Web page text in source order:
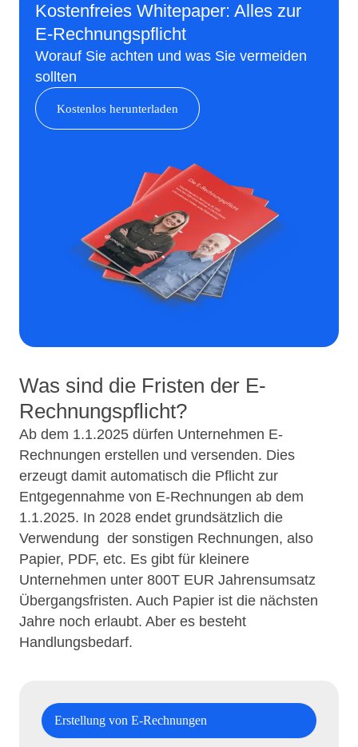
Kostenfreies Whitepaper: Alles zur
E-Rechnungspflicht
Worauf Sie achten und was Sie vermeiden
sollten
Kostenlos herunterladen
Was sind die Fristen der E-
Rechnungspflicht?
Ab dem 1.1.2025 dürfen Unternehmen E-
Rechnungen erstellen und versenden. Dies
erzeugt damit automatisch die Pflicht zur
Entgegennahme von E-Rechnungen ab dem
1.1.2025. In 2028 endet grundsätzlich die
Verwendung der sonstigen Rechnungen, also
Papier, PDF, etc. Es gibt für kleinere
Unternehmen unter 800T EUR Jahrensumsatz
Übergangsfristen. Auch Papier ist die nächsten
Jahre noch erlaubt. Aber es besteht
Handlungsbedarf.